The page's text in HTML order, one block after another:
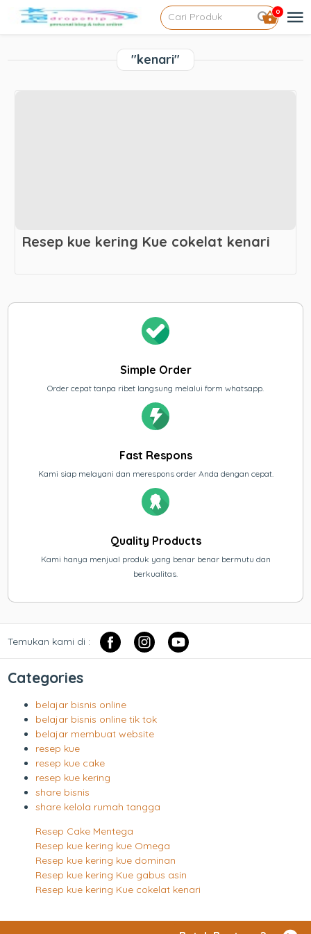
0
"kenari"
Resep kue kering Kue cokelat kenari
Simple Order
Order cepat tanpa ribet langsung melalui form whatsapp.
Fast Respons
Kami siap melayani dan merespons order Anda dengan cepat.
Quality Products
Kami hanya menjual produk yang benar benar bermutu dan
berkualitas.
Temukan kami di :
Categories
belajar bisnis online
belajar bisnis online tik tok
belajar membuat website
resep kue
resep kue cake
resep kue kering
share bisnis
share kelola rumah tangga
Resep Cake Mentega
Resep kue kering kue Omega
Resep kue kering kue dominan
Resep kue kering Kue gabus asin
Resep kue kering Kue cokelat kenari